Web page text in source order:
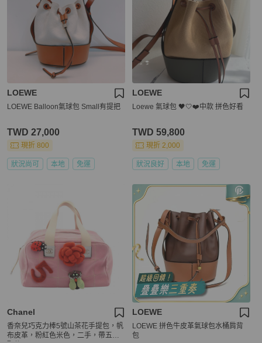
LOEWE
LOEWE Balloon氣球包 Small有提把
TWD 27,000
現折 800
狀況尚可 本地 免運
LOEWE
Loewe 氣球包 🖤🤍❤️中款 拼色好看
TWD 59,800
現折 2,000
狀況良好 本地 免運
Chanel
香奈兒巧克力棒5號山茶花手提包，帆
布皮革，粉紅色米色，二手，帶五金
LOEWE
LOEWE 拼色牛皮革氣球包水桶肩背
包